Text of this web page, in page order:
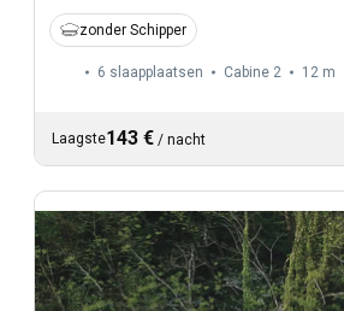
zonder Schipper
6 slaapplaatsen Cabine 2 12 m
Laagste143 € / nacht